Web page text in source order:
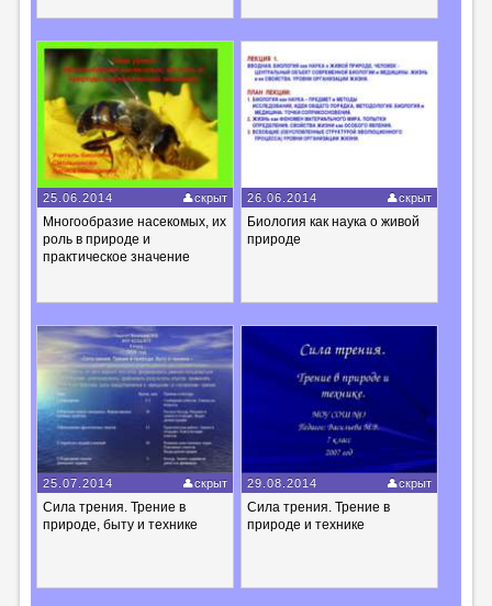
25.06.2014 скрыт
Многообразие насекомых, их
роль в природе и
практическое значение
26.06.2014 скрыт
Биология как наука о живой
природе
25.07.2014 скрыт
Сила трения. Трение в
природе, быту и технике
29.08.2014 скрыт
Сила трения. Трение в
природе и технике